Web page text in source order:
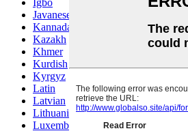
Igbo
Javanese
Kannada
Kazakh
Khmer
Kurdish
Kyrgyz
Latin
Latvian
Lithuanian
Luxembou..